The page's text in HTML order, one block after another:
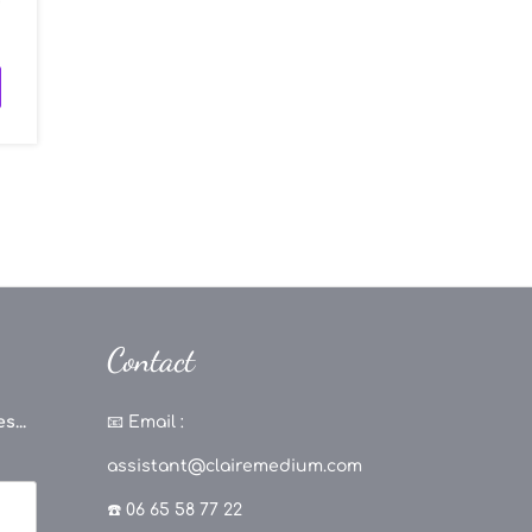
Contact
📧 Email :
assistant@clairemedium.com
☎️ 06 65 58 77 22